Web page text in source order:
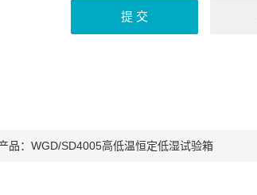
品： WGD/SD4005高低温恒定低湿试验箱